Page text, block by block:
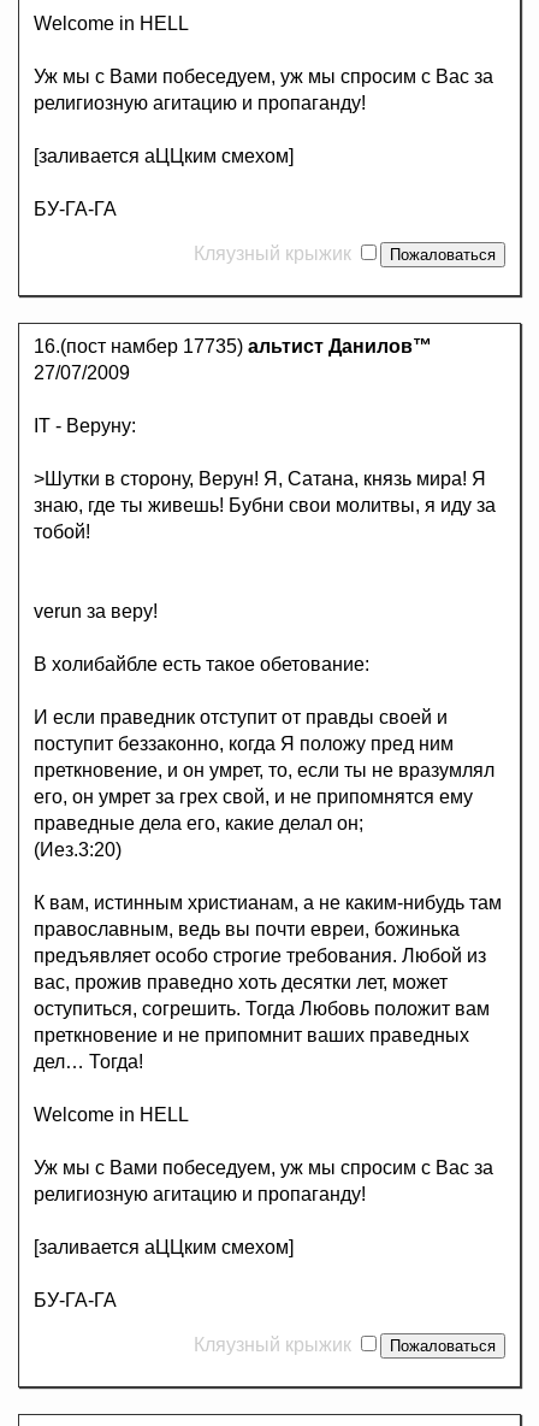
Welcome in HELL
Уж мы с Вами побеседуем, уж мы спросим с Вас за
религиозную агитацию и пропаганду!
[заливается аЦЦким смехом]
БУ-ГА-ГА
Кляузный крыжик
16.(пост намбер 17735) альтист Данилов™
27/07/2009
IT - Веруну:
>Шутки в сторону, Верун! Я, Сатана, князь мира! Я
знаю, где ты живешь! Бубни свои молитвы, я иду за
тобой!
verun за веру!
В холибайбле есть такое обетование:
И если праведник отступит от правды своей и
поступит беззаконно, когда Я положу пред ним
преткновение, и он умрет, то, если ты не вразумлял
его, он умрет за грех свой, и не припомнятся ему
праведные дела его, какие делал он;
(Иез.3:20)
К вам, истинным христианам, а не каким-нибудь там
православным, ведь вы почти евреи, божинька
предъявляет особо строгие требования. Любой из
вас, прожив праведно хоть десятки лет, может
оступиться, согрешить. Тогда Любовь положит вам
преткновение и не припомнит ваших праведных
дел… Тогда!
Welcome in HELL
Уж мы с Вами побеседуем, уж мы спросим с Вас за
религиозную агитацию и пропаганду!
[заливается аЦЦким смехом]
БУ-ГА-ГА
Кляузный крыжик